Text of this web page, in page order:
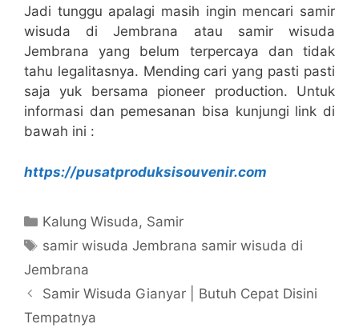
Jadi tunggu apalagi masih ingin mencari samir
wisuda di Jembrana atau samir wisuda
Jembrana yang belum terpercaya dan tidak
tahu legalitasnya. Mending cari yang pasti pasti
saja yuk bersama pioneer production. Untuk
informasi dan pemesanan bisa kunjungi link di
bawah ini :
https://pusatproduksisouvenir.com
Kategori
Kalung Wisuda, Samir
Tag
samir wisuda Jembrana samir wisuda di
Jembrana
Samir Wisuda Gianyar | Butuh Cepat Disini
Tempatnya